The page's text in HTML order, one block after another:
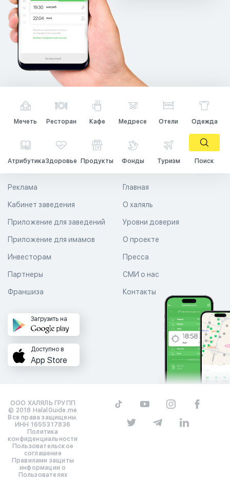
Мечеть Ресторан Кафе Медресе Отели Одежда
АтрибутикаЗдоровье Продукты Фонды Туризм Поиск
Главная
О халяль
Уровни доверия
Реклама
Кабинет заведения
Приложение для заведений
Приложение для имамов О проекте
Пресса
СМИ о нас
Контакты
Инвесторам
Партнеры
Франшиза
Загрузить на
Доступно в
App Store
ООО ХАЛЯЛЬ ГРУПП
© 2018 HalalGuide.me
Все права защищены.
ИНН 1655317836
Политика
конфиденциальности
Пользовательское
соглашение
Правилами защиты
информации о
Пользователях